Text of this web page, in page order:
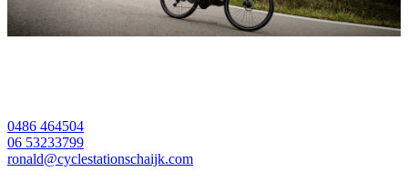
0486 464504
06 53233799
ronald@cyclestationschaijk.com